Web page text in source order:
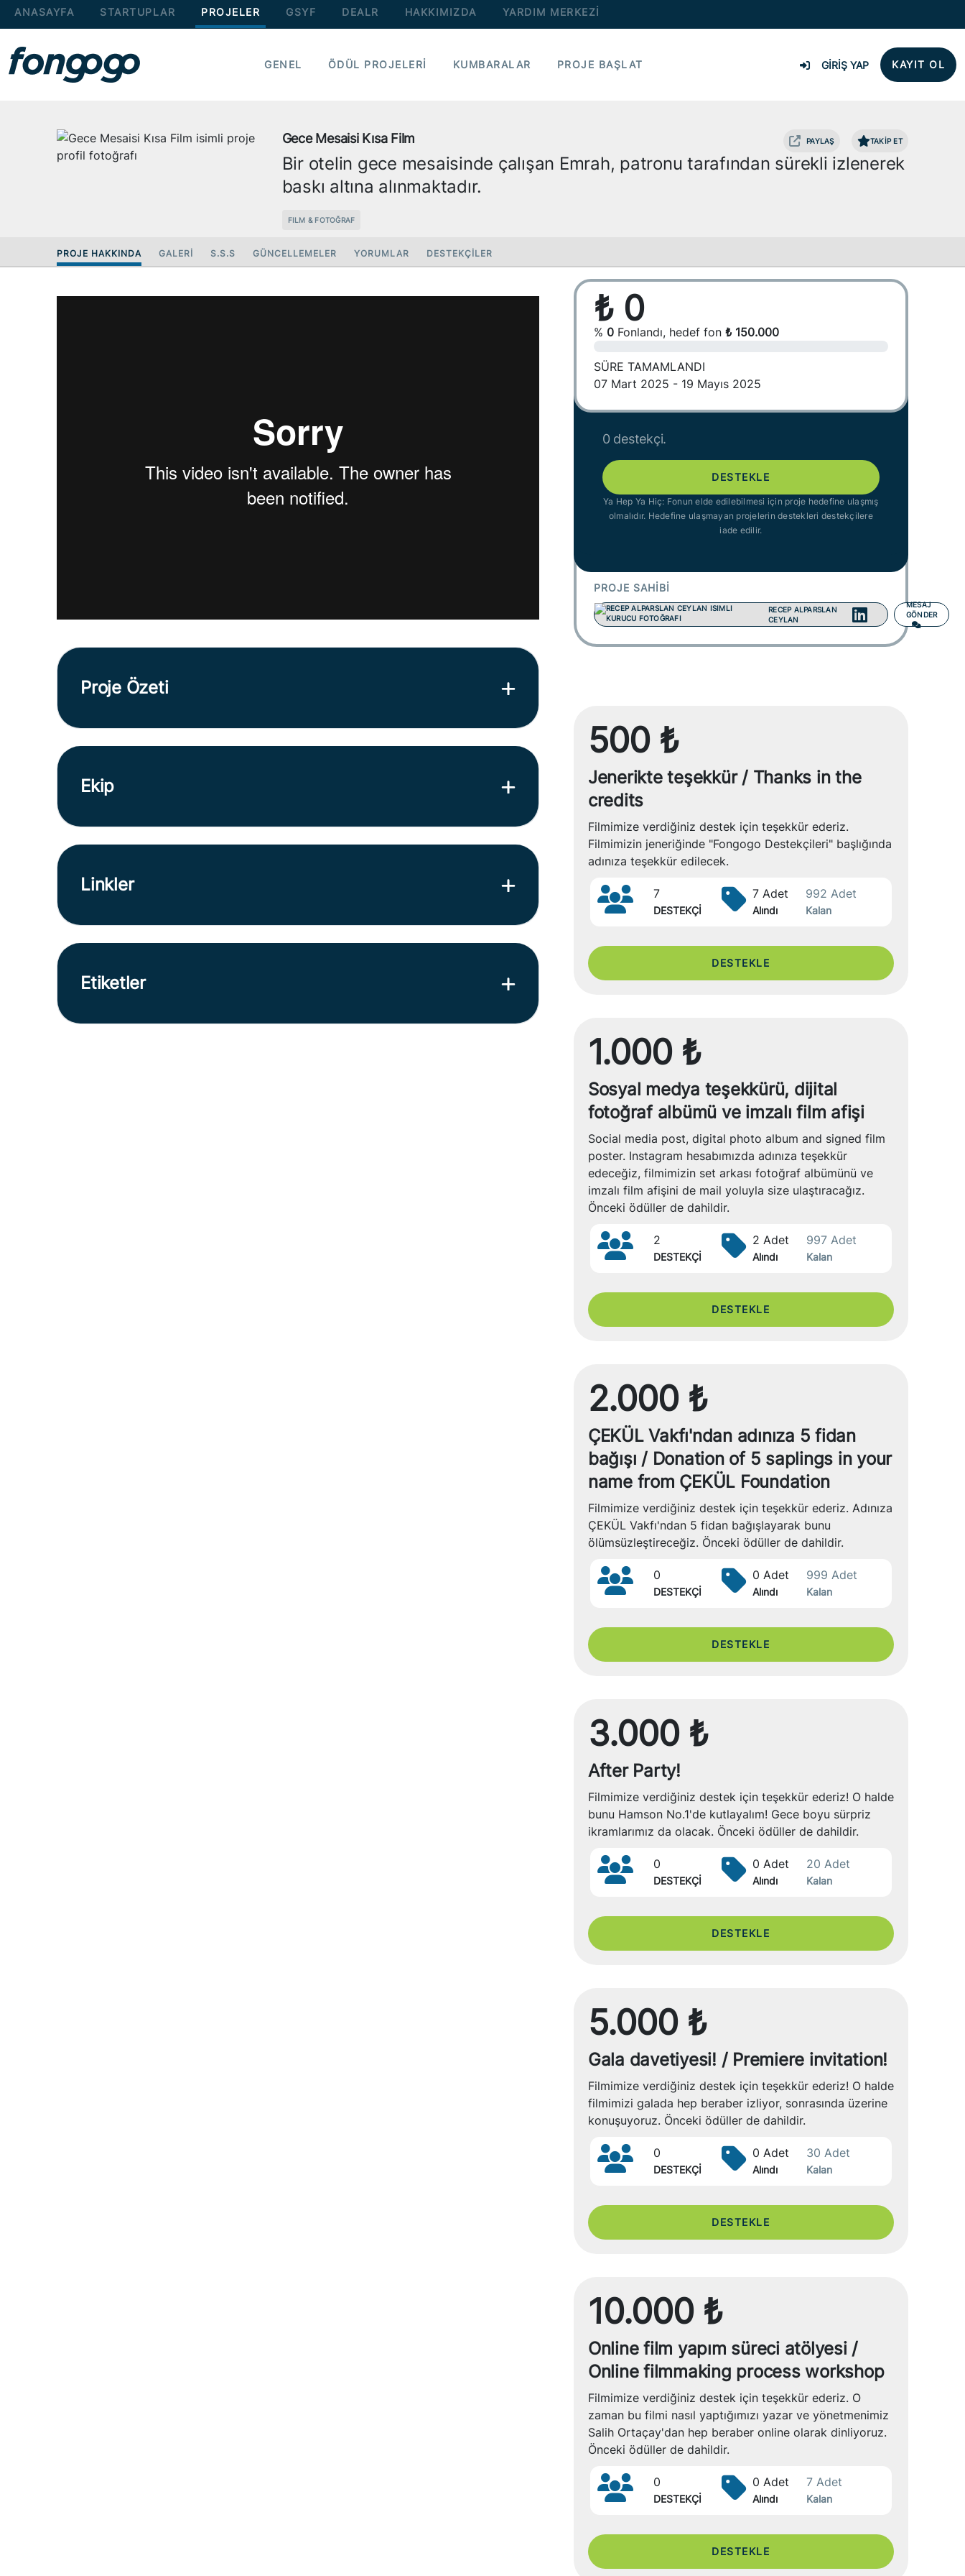
ANASAYFA STARTUPLAR PROJELER GSYF DEALR HAKKIMIZDA YARDIM MERKEZİ
GENEL ÖDÜL PROJELERİ KUMBARALAR PROJE BAŞLAT GİRİŞ YAP KAYIT OL
Gece Mesaisi Kısa Film PAYLAŞ TAKİP ET
Bir otelin gece mesaisinde çalışan Emrah, patronu tarafından sürekli izlenerek
baskı altına alınmaktadır.
FILM & FOTOĞRAF
PROJE HAKKINDA GALERİ S.S.S GÜNCELLEMELER YORUMLAR DESTEKÇİLER
Proje Özeti
Ekip
Linkler
Etiketler
₺ 0
% 0Fonlandı, hedef fon ₺ 150.000
SÜRE TAMAMLANDI
07 Mart 2025 - 19 Mayıs 2025
0 destekçi.
DESTEKLE
Ya Hep Ya Hiç: Fonun elde edilebilmesi için proje hedefine ulaşmış
olmalıdır. Hedefine ulaşmayan projelerin destekleri destekçilere
iade edilir.
PROJE SAHİBİ
RECEP ALPARSLAN
CEYLAN
MESAJ
GÖNDER
500 ₺
Jenerikte teşekkür / Thanks in the
credits
Filmimize verdiğiniz destek için teşekkür ederiz.
Filmimizin jeneriğinde "Fongogo Destekçileri" başlığında
adınıza teşekkür edilecek.
7
DESTEKÇİ
7 Adet
Alındı
992 Adet
Kalan
DESTEKLE
1.000 ₺
Sosyal medya teşekkürü, dijital
fotoğraf albümü ve imzalı film afişi
Social media post, digital photo album and signed film
poster. Instagram hesabımızda adınıza teşekkür
edeceğiz, filmimizin set arkası fotoğraf albümünü ve
imzalı film afişini de mail yoluyla size ulaştıracağız.
Önceki ödüller de dahildir.
2
DESTEKÇİ
2 Adet
Alındı
997 Adet
Kalan
DESTEKLE
2.000 ₺
ÇEKÜL Vakfı'ndan adınıza 5 fidan
bağışı / Donation of 5 saplings in your
name from ÇEKÜL Foundation
Filmimize verdiğiniz destek için teşekkür ederiz. Adınıza
ÇEKÜL Vakfı'ndan 5 fidan bağışlayarak bunu
ölümsüzleştireceğiz. Önceki ödüller de dahildir.
0
DESTEKÇİ
0 Adet
Alındı
999 Adet
Kalan
DESTEKLE
3.000 ₺
After Party!
Filmimize verdiğiniz destek için teşekkür ederiz! O halde
bunu Hamson No.1'de kutlayalım! Gece boyu sürpriz
ikramlarımız da olacak. Önceki ödüller de dahildir.
0
DESTEKÇİ
0 Adet
Alındı
20 Adet
Kalan
DESTEKLE
5.000 ₺
Gala davetiyesi! / Premiere invitation!
Filmimize verdiğiniz destek için teşekkür ederiz! O halde
filmimizi galada hep beraber izliyor, sonrasında üzerine
konuşuyoruz. Önceki ödüller de dahildir.
0
DESTEKÇİ
0 Adet
Alındı
30 Adet
Kalan
DESTEKLE
10.000 ₺
Online film yapım süreci atölyesi /
Online filmmaking process workshop
Filmimize verdiğiniz destek için teşekkür ederiz. O
zaman bu filmi nasıl yaptığımızı yazar ve yönetmenimiz
Salih Ortaçay'dan hep beraber online olarak dinliyoruz.
Önceki ödüller de dahildir.
0
DESTEKÇİ
0 Adet
Alındı
7 Adet
Kalan
DESTEKLE